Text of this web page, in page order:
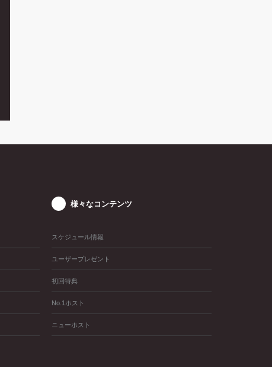
様々なコンテンツ
スケジュール情報
ユーザープレゼント
初回特典
No.1ホスト
ニューホスト